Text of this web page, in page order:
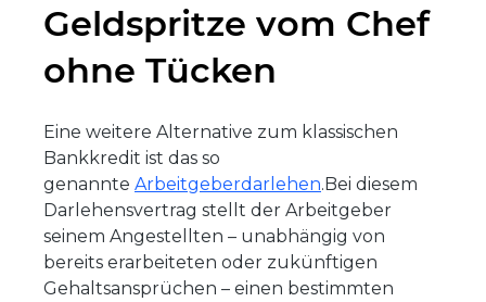
Geldspritze vom Chef
ohne Tücken
Eine weitere Alternative zum klassischen
Bankkredit ist das so
genannte Arbeitgeberdarlehen.Bei diesem
Darlehensvertrag stellt der Arbeitgeber
seinem Angestellten – unabhängig von
bereits erarbeiteten oder zukünftigen
Gehaltsansprüchen – einen bestimmten